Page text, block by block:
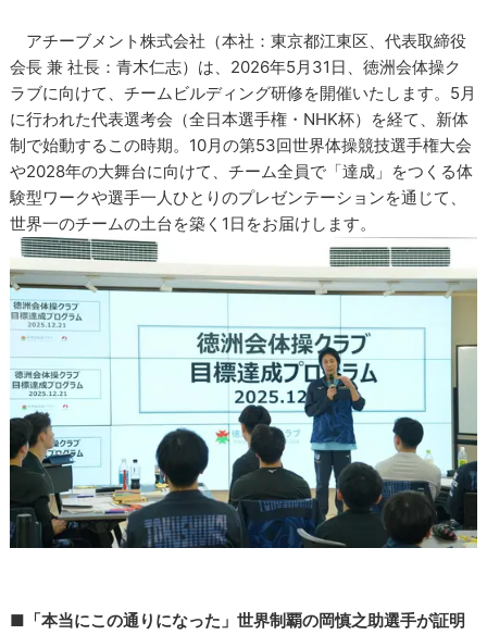
アチーブメント株式会社（本社：東京都江東区、代表取締役
会長 兼 社長：青木仁志）は、2026年5月31日、徳洲会体操ク
ラブに向けて、チームビルディング研修を開催いたします。5月
に行われた代表選考会（全日本選手権・NHK杯）を経て、新体
制で始動するこの時期。10月の第53回世界体操競技選手権大会
や2028年の大舞台に向けて、チーム全員で「達成」をつくる体
験型ワークや選手一人ひとりのプレゼンテーションを通じて、
世界一のチームの土台を築く1日をお届けします。
■「本当にこの通りになった」世界制覇の岡慎之助選手が証明